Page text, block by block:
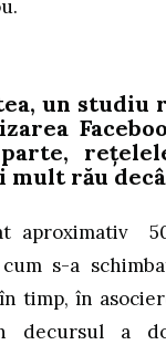
un studiu
mult rău
aproximativ
s-a
timp, în
decursul a